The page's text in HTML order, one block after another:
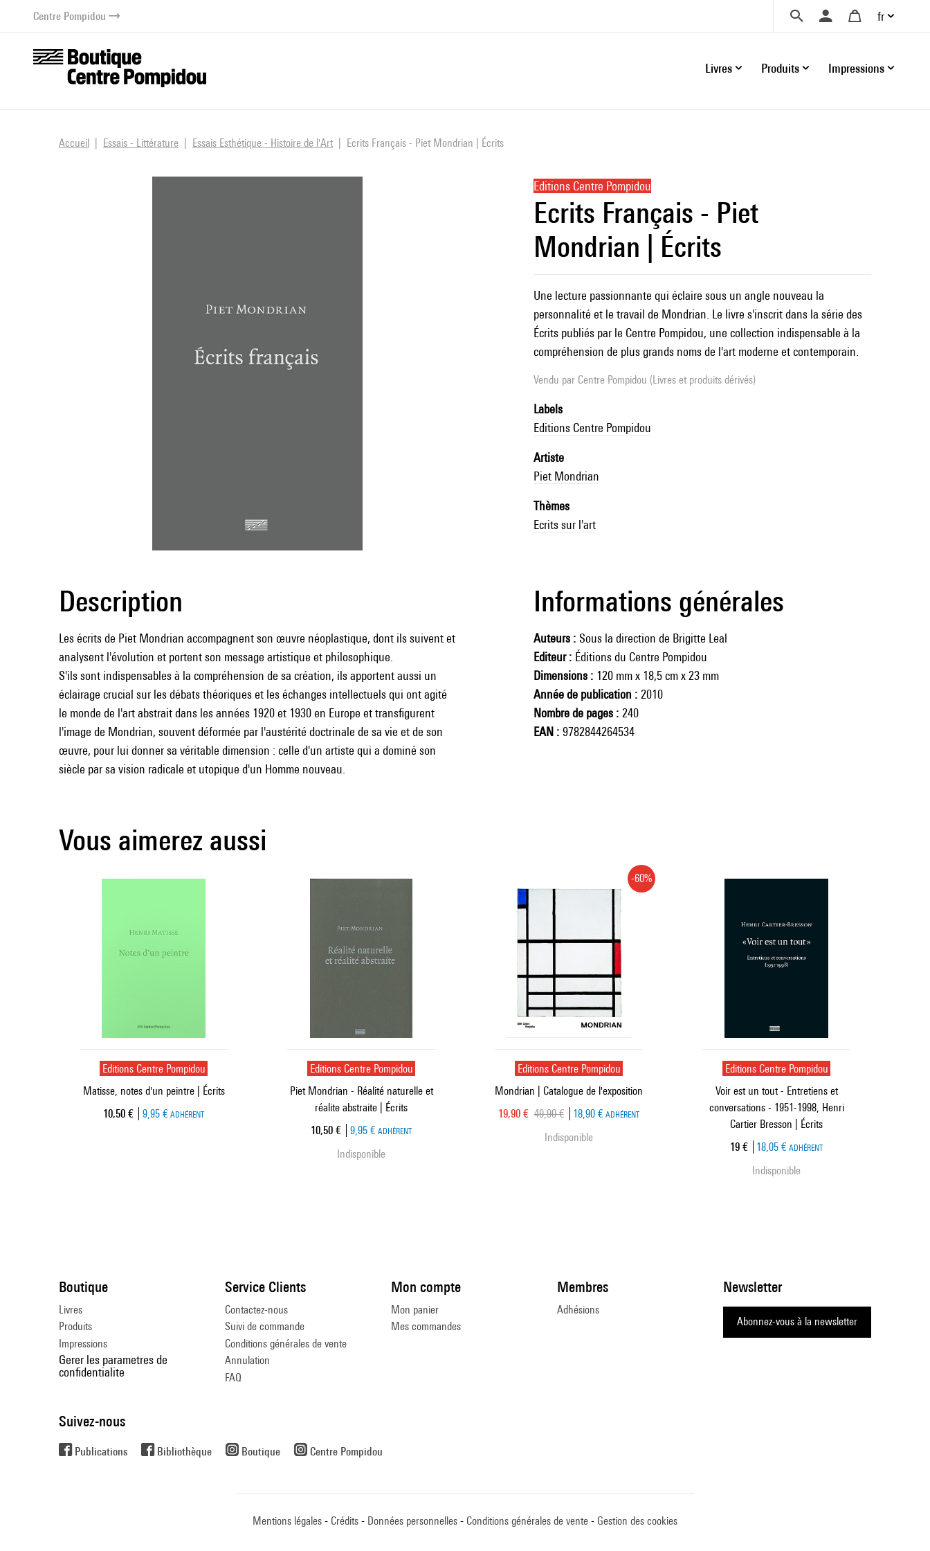
contenuCentre Pompidou fr
Livres Produits Impressions
Accueil Essais - Littérature Essais Esthétique - Histoire de l'Art Ecrits Français - Piet Mondrian | Écrits
Editions Centre Pompidou
Ecrits Français - Piet
Mondrian | Écrits
Une lecture passionnante qui éclaire sous un angle nouveau la
personnalité et le travail de Mondrian. Le livre s'inscrit dans la série des
Écrits publiés par le Centre Pompidou, une collection indispensable à la
compréhension de plus grands noms de l'art moderne et contemporain.
Vendu par Centre Pompidou (Livres et produits dérivés)
Labels
Editions Centre Pompidou
Artiste
Piet Mondrian
Thèmes
Ecrits sur l'art
Description
Les écrits de Piet Mondrian accompagnent son œuvre néoplastique, dont ils suivent et
analysent l'évolution et portent son message artistique et philosophique.
S'ils sont indispensables à la compréhension de sa création, ils apportent aussi un
éclairage crucial sur les débats théoriques et les échanges intellectuels qui ont agité
le monde de l'art abstrait dans les années 1920 et 1930 en Europe et transfigurent
l'image de Mondrian, souvent déformée par l'austérité doctrinale de sa vie et de son
œuvre, pour lui donner sa véritable dimension : celle d'un artiste qui a dominé son
siècle par sa vision radicale et utopique d'un Homme nouveau.
Informations générales
Auteurs
Sous la direction de Brigitte Leal
Editeur
Éditions du Centre Pompidou
Dimensions
120 mm x 18,5 cm x 23 mm
Année de publication
2010
Nombre de pages
240
EAN
9782844264534
Vous aimerez aussi
Editions Centre Pompidou
Matisse, notes d'un peintre | Écrits
Prix ​​actuel
10,50 € 9,95 € ADHÉRENT
Editions Centre Pompidou
Piet Mondrian - Réalité naturelle et
réalite abstraite | Écrits
Prix ​​actuel
10,50 € 9,95 € ADHÉRENT
Indisponible
Editions Centre Pompidou
Mondrian | Catalogue de l'exposition
-60%
Prix ​​actuel
19,90 € Ancien prix
49,90 € 18,90 € ADHÉRENT
Indisponible
Editions Centre Pompidou
Voir est un tout - Entretiens et
conversations - 1951-1998, Henri
Cartier Bresson | Écrits
Prix ​​actuel
19 € 18,05 € ADHÉRENT
Indisponible
Boutique
Livres
Produits
Impressions
Gerer les parametres de
confidentialite
Newsletter
Abonnez-vous à la newsletter
Service Clients
Contactez-nous
Suivi de commande
Conditions générales de vente
Annulation
FAQ
Mon compte
Mon panier
Mes commandes
Membres
Adhésions
Suivez-nous
Publications Bibliothèque Boutique Centre Pompidou
Mentions légales Crédits Données personnelles Conditions générales de vente Gestion des cookies